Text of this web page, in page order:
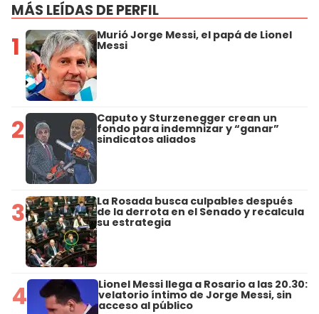
MÁS LEÍDAS DE PERFIL
1 Murió Jorge Messi, el papá de Lionel
Messi
2 Caputo y Sturzenegger crean un
fondo para indemnizar y “ganar”
sindicatos aliados
3 La Rosada busca culpables después
de la derrota en el Senado y recalcula
su estrategia
4 Lionel Messi llega a Rosario a las 20.30:
velatorio íntimo de Jorge Messi, sin
acceso al público